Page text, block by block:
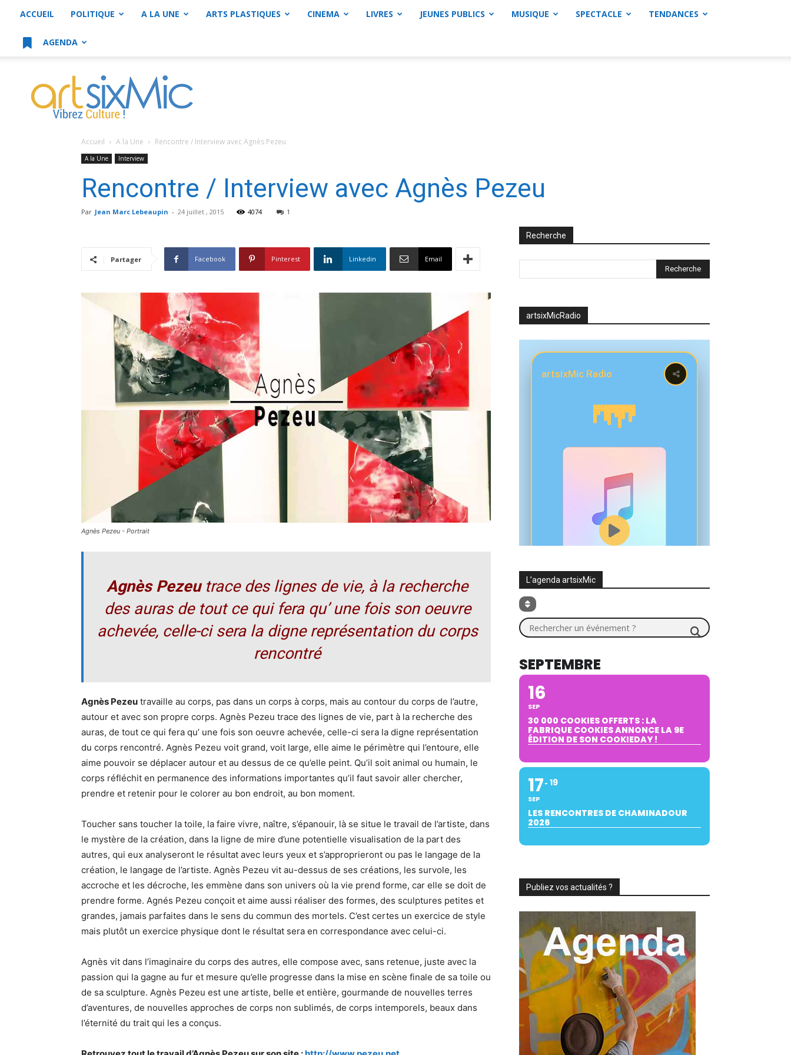
ACCUEIL POLITIQUE A LA UNE ARTS PLASTIQUES CINEMA LIVRES JEUNES PUBLICS MUSIQUE SPECTACLE TENDANCES
AGENDA
artsixMic
Accueil A la Une Rencontre / Interview avec Agnès Pezeu
A la Une Interview
Rencontre / Interview avec Agnès Pezeu
Par Jean Marc Lebeaupin - 24 juillet , 2015 4074 1
Partager Facebook Pinterest Linkedin Email
Agnès Pezeu - Portrait
Agnès Pezeutrace des lignes de vie, à la recherche
des auras de tout ce qui fera qu’ une fois son oeuvre
achevée, celle-ci sera la digne représentation du corps
rencontré
Agnès Pezeu travaille au corps, pas dans un corps à corps, mais au contour du corps de l’autre,
autour et avec son propre corps. Agnès Pezeu trace des lignes de vie, part à la recherche des
auras, de tout ce qui fera qu’ une fois son oeuvre achevée, celle-ci sera la digne représentation
du corps rencontré. Agnès Pezeu voit grand, voit large, elle aime le périmètre qui l’entoure, elle
aime pouvoir se déplacer autour et au dessus de ce qu’elle peint. Qu’il soit animal ou humain, le
corps réfléchit en permanence des informations importantes qu’il faut savoir aller chercher,
prendre et retenir pour le colorer au bon endroit, au bon moment.
Toucher sans toucher la toile, la faire vivre, naître, s’épanouir, là se situe le travail de l’artiste, dans
le mystère de la création, dans la ligne de mire d’une potentielle visualisation de la part des
autres, qui eux analyseront le résultat avec leurs yeux et s’approprieront ou pas le langage de la
création, le langage de l’artiste. Agnès Pezeu vit au-dessus de ses créations, les survole, les
accroche et les décroche, les emmène dans son univers où la vie prend forme, car elle se doit de
prendre forme. Agnés Pezeu conçoit et aime aussi réaliser des formes, des sculptures petites et
grandes, jamais parfaites dans le sens du commun des mortels. C’est certes un exercice de style
mais plutôt un exercice physique dont le résultat sera en correspondance avec celui-ci.
Agnès vit dans l’imaginaire du corps des autres, elle compose avec, sans retenue, juste avec la
passion qui la gagne au fur et mesure qu’elle progresse dans la mise en scène finale de sa toile ou
de sa sculpture. Agnès Pezeu est une artiste, belle et entière, gourmande de nouvelles terres
d’aventures, de nouvelles approches de corps non sublimés, de corps intemporels, beaux dans
l’éternité du trait qui les a conçus.
Recherche
artsixMicRadio
L’agenda artsixMic
Rechercher un événement ?
SEPTEMBRE
16
SEP
30 000 COOKIES OFFERTS : LA
FABRIQUE COOKIES ANNONCE LA 9E
ÉDITION DE SON COOKIEDAY !
17
SEP
19
LES RENCONTRES DE CHAMINADOUR
2026
Publiez vos actualités ?